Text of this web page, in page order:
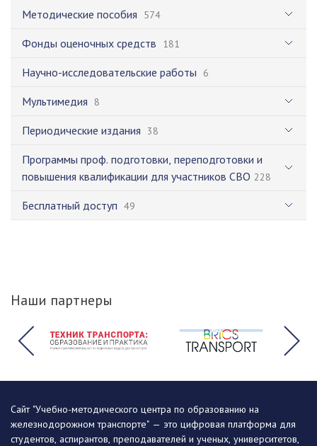
Методические пособия 574
Фонды оценочных средств 181
Научно-исследовательские работы 6
Мультимедия 8
Периодические издания 38
Программы проф. подготовки, переподготовки и
повышения квалификации для участников СВО 228
Бесплатный доступ 49
Наши партнеры
Сайт "Учебно-методического центра по образованию на
железнодорожном транспорте" — это цифровая платформа для
студентов, аспирантов, преподавателей и ученых, университетов,